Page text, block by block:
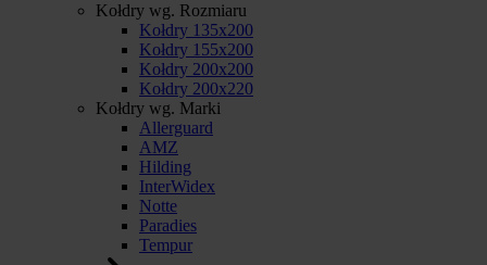
Kołdry wg. Rozmiaru
Kołdry 135x200
Kołdry 155x200
Kołdry 200x200
Kołdry 200x220
Kołdry wg. Marki
Allerguard
AMZ
Hilding
InterWidex
Notte
Paradies
Tempur